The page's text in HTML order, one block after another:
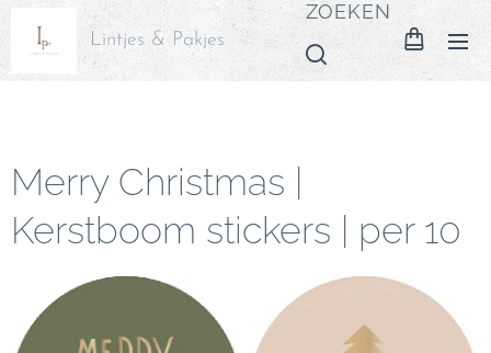
Lintjes & Pakjes
ZOEKEN
Merry Christmas |
Kerstboom stickers | per 10